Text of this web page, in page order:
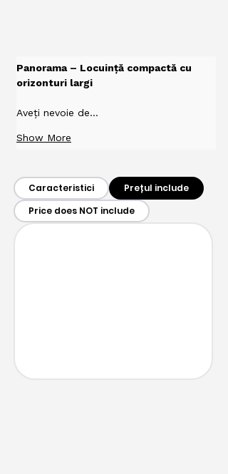
Panorama – Locuință compactă cu
orizonturi largi
Aveți nevoie de…
Show More
Caracteristici
Prețul include
Price does NOT include